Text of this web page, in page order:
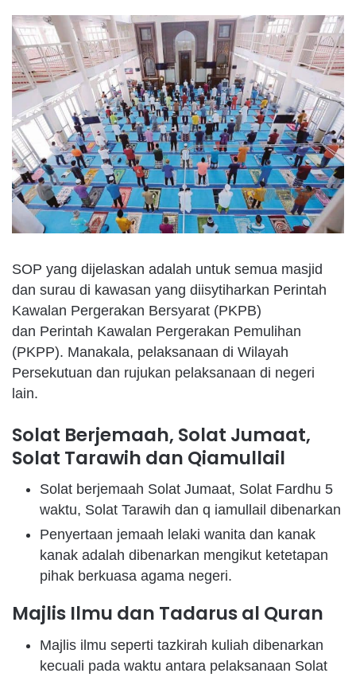
SOP yang dijelaskan adalah untuk semua masjid
dan surau di kawasan yang diisytiharkan Perintah
Kawalan Pergerakan Bersyarat (PKPB)
dan Perintah Kawalan Pergerakan Pemulihan
(PKPP). Manakala, pelaksanaan di Wilayah
Persekutuan dan rujukan pelaksanaan di negeri
lain.
Solat Berjemaah, Solat Jumaat,
Solat Tarawih dan Qiamullail
Solat berjemaah Solat Jumaat, Solat Fardhu 5
waktu, Solat Tarawih dan q iamullail dibenarkan
Penyertaan jemaah lelaki wanita dan kanak
kanak adalah dibenarkan mengikut ketetapan
pihak berkuasa agama negeri.
Majlis Ilmu dan Tadarus al Quran
Majlis ilmu seperti tazkirah kuliah dibenarkan
kecuali pada waktu antara pelaksanaan Solat